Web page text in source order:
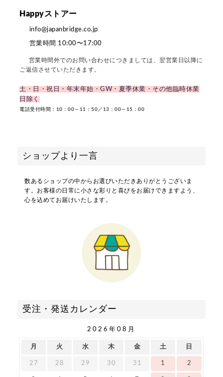
Happyストアー
info@japanbridge.co.jp
営業時間 10:00〜17:00
営業時間外でのお問い合わせにつきましては、翌営業日以降に
ご返信させていただきます。
土・日・祝日・年末年始・GW・夏季休業・その他臨時休業
日除く
電話受付時間：10：00～11：50／13：00～15：00
ショップより一言
数あるショップの中からお選びいただきありがとうございま
す。お客様の日常に小さな彩りと喜びをお届けできますよう、
心を込めてお届けいたします。
受注・発送カレンダー
2026年08月
月 火 水 木 金 土 日
27 28 29 30 31 1 2